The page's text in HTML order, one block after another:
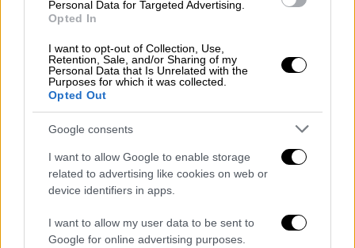
Personal Data for Targeted Advertising.
Opted In
I want to opt-out of Collection, Use,
Retention, Sale, and/or Sharing of my
Personal Data that Is Unrelated with the
Purposes for which it was collected.
Opted Out
Google consents
I want to allow Google to enable storage
related to advertising like cookies on web or
device identifiers in apps.
I want to allow my user data to be sent to
Google for online advertising purposes.
είχε αποτέλεσμα, καθώς έκανε τον Κέντρικ
αναφέρεται στον ίδιο και την... αδυναμία του
στις νεαρές γυναίκες, όταν ερμήνευσε το
«Not Like Us» στο Super Bowl.
Ο ράπερ εμφανίστηκε στο ημίχρονο του
Super Bowl στο Caesars Superdome στη Νέα
Ορλεάνη την Κυριακή ερμηνεύοντας τις
επιτυχίες του πάνω σε ένα μαύρο Buick
Grand National GNX του 1987. Στη συνέχεια,
στη σκηνή ανέβηκε η SZA.